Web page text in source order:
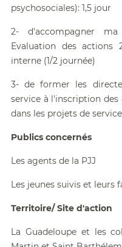
psychosociales): 1,5 jour
2- d'accompagner ma
Evaluation des actions
interne (1/2 journée)
3- de former les
service à l'inscription
dans les projets de
Publics concernés
Les agents de la PJJ
Les jeunes suivis et leurs
Territoire/ Site d'action
La Guadeloupe et les